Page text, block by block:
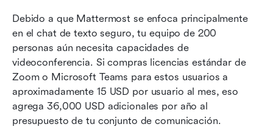
Debido a que Mattermost se enfoca principalmente
en el chat de texto seguro, tu equipo de 200
personas aún necesita capacidades de
videoconferencia. Si compras licencias estándar de
Zoom o Microsoft Teams para estos usuarios a
aproximadamente 15 USD por usuario al mes, eso
agrega 36,000 USD adicionales por año al
presupuesto de tu conjunto de comunicación.